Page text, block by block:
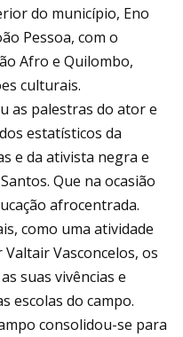
do município, Eno
Pessoa, com o
Afro e Quilombo,
culturais.
as palestras do ator e
estatísticos da
e da ativista negra e
Que na ocasião
afrocentrada.
como uma atividade
Vasconcelos, os
suas vivências e
escolas do campo.
consolidou-se para